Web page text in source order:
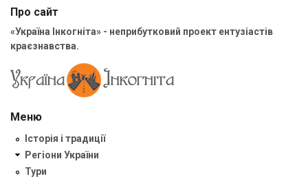
Про сайт
«Україна Інкогніта» - неприбутковий проект ентузіастів
краєзнавства.
Меню
Історія і традиції
Регіони України
Тури